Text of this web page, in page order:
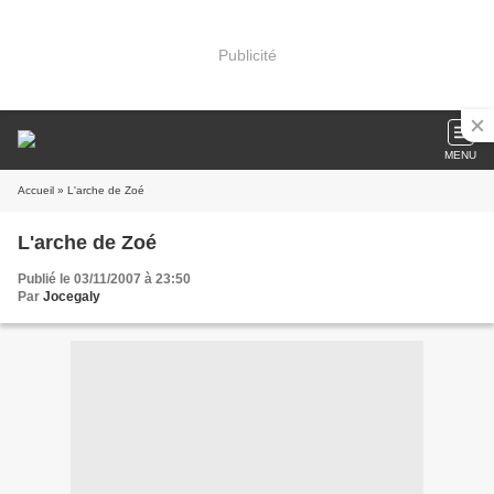
Publicité
MENU
Accueil » L'arche de Zoé
L'arche de Zoé
Publié le 03/11/2007 à 23:50
Par Jocegaly